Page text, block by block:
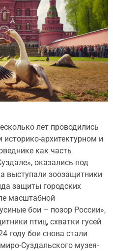
лет проводились
архитектурном и
как часть
оказались под
выступали зоозащитники
защиты городских
масштабной
бои – позор России»,
птиц, схватки гусей
году бои снова стали
Суздальского музея-